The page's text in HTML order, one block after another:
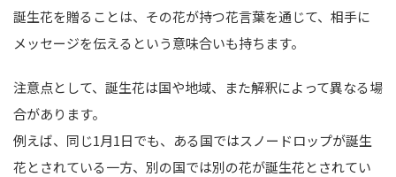
誕生花を贈ることは、その花が持つ花言葉を通じて、相手に
メッセージを伝えるという意味合いも持ちます。
注意点として、誕生花は国や地域、また解釈によって異なる場
合があります。
例えば、同じ1月1日でも、ある国ではスノードロップが誕生
花とされている一方、別の国では別の花が誕生花とされてい